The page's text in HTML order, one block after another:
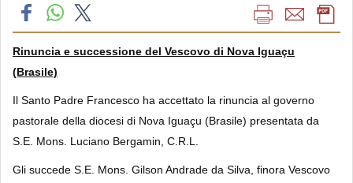
Rinuncia e successione del Vescovo di Nova Iguaçu
(Brasile)
Il Santo Padre Francesco ha accettato la rinuncia al governo
pastorale della diocesi di Nova Iguaçu (Brasile) presentata da
S.E. Mons. Luciano Bergamin, C.R.L.
Gli succede S.E. Mons. Gilson Andrade da Silva, finora Vescovo